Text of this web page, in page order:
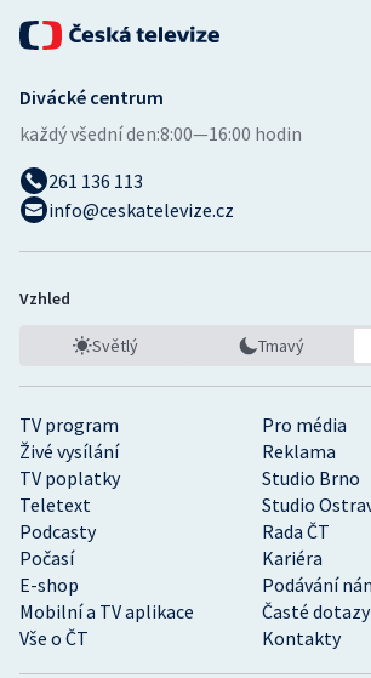
TV program
Pro média
Živé vysílání
Reklama
TV poplatky
Studio Brno
Teletext
Studio
Podcasty
Rada ČT
Počasí
Kariéra
E-shop
Podávání
Mobilní a TV aplikace
Časté dotazy
Vše o ČT
Kontakty
Divácké centrum
každý všední den:8:00—16:00 hodin
261 136 113
info@ceskatelevize.cz
Vzhled
Světlý Tmavý